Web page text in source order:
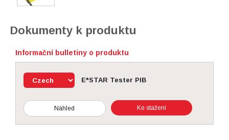
Dokumenty k produktu
Informační bulletiny o produktu
E*STAR Tester PIB
Náhled Ke stažení